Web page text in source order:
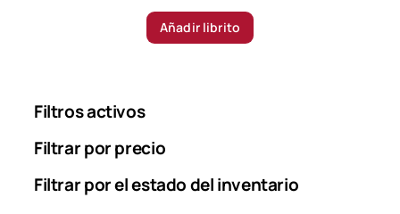
Añadir librito
Filtros activos
Filtrar por precio
Filtrar por el estado del inventario